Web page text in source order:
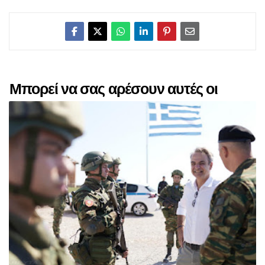
Μπορεί να σας αρέσουν αυτές οι
αναρτήσεις